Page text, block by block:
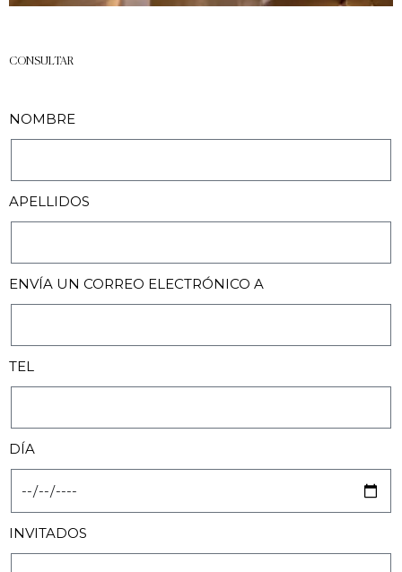
CONSULTAR
NOMBRE
APELLIDOS
ENVÍA UN CORREO ELECTRÓNICO A
TEL
DÍA
INVITADOS